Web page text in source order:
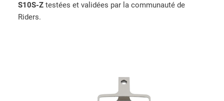
S10S-Z testées et validées par la communauté de
Riders.